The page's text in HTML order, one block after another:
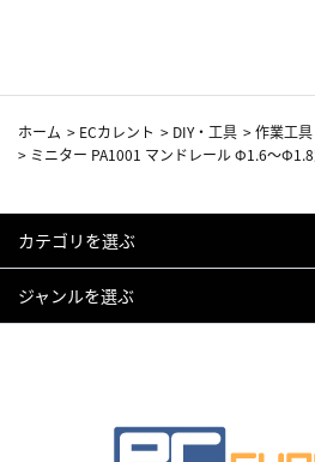
ホーム > ECカレント > DIY・工具 >作業工具
> ミニター PA1001 マンドレール Φ1.6～
カテゴリを選ぶ
ジャンルを選ぶ